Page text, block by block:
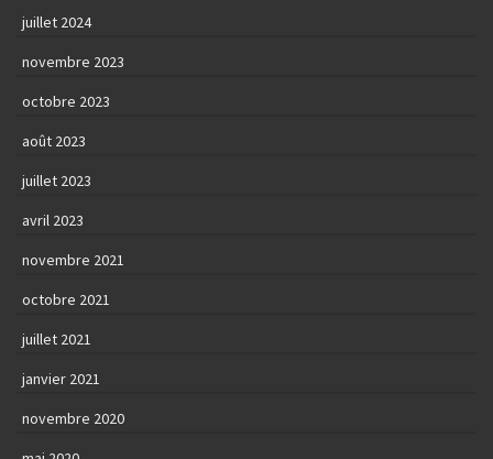
juillet 2024
novembre 2023
octobre 2023
août 2023
juillet 2023
avril 2023
novembre 2021
octobre 2021
juillet 2021
janvier 2021
novembre 2020